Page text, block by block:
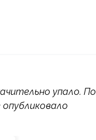
упало. По